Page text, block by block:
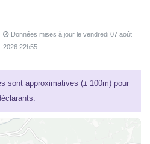
Données mises à jour le vendredi 07 août
2026 22h55
sont approximatives (± 100m) pour